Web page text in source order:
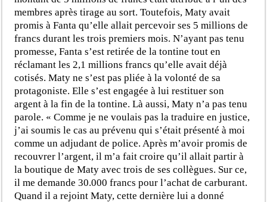
membres après tirage au sort. Toutefois, Maty avait
promis à Fanta qu’elle allait percevoir ses 5 millions de
francs durant les trois premiers mois. N’ayant pas tenu
promesse, Fanta s’est retirée de la tontine tout en
réclamant les 2,1 millions francs qu’elle avait déjà
cotisés. Maty ne s’est pas pliée à la volonté de sa
protagoniste. Elle s’est engagée à lui restituer son
argent à la fin de la tontine. Là aussi, Maty n’a pas tenu
parole. « Comme je ne voulais pas la traduire en justice,
j’ai soumis le cas au prévenu qui s’était présenté à moi
comme un adjudant de police. Après m’avoir promis de
recouvrer l’argent, il m’a fait croire qu’il allait partir à
la boutique de Maty avec trois de ses collègues. Sur ce,
il me demande 30.000 francs pour l’achat de carburant.
Quand il a rejoint Maty, cette dernière lui a donné